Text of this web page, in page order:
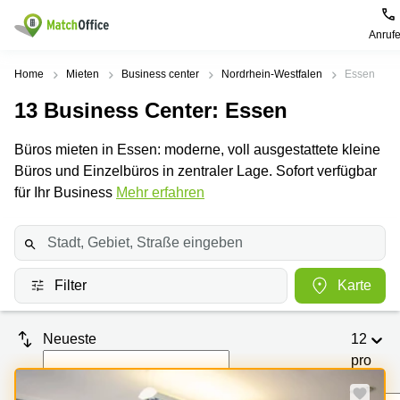
Mieten / Vermieten
Produktseiten
Büro
mieten
Business
Coworking
Space
Seminarraum
Büro
Beliebte
Büro
mieten
Geschäftsadresse
Hamburg
Geschäftsadresse
mieten
Düsseldorf
Geschäftsadresse
Beliebte
Regus
Dortmund
Ruhrallee
9
Dortmund
Office Club
Ballindamm
Hirsch-
Hilfe
Über uns
Preis
Log-in
Home Mieten Business center Nordrhein-Westfalen Essen
13 Business Center: Essen
Büros mieten in Essen: moderne, voll ausgestattete kleine
Büros und Einzelbüros in zentraler Lage. Sofort verfügbar
für Ihr Business Mehr erfahren
Filter Karte
Neueste
12
pro
Seite